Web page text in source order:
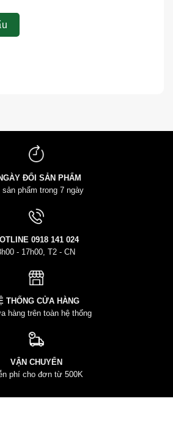
ĐỔI SẢN PHẨM
phẩm trong 7 ngày
0918 141 024
- 17h00, T2 - CN
THỐNG CỬA HÀNG
hàng trên toàn hệ thống
VẬN CHUYỂN
phí cho đơn từ 500K